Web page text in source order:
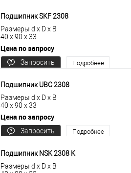
Подшипник SKF 2308
Размеры d x D x B
40 x 90 x 33
Цена по запросу
Запросить
Подробнее
Подшипник UBC 2308
Размеры d x D x B
40 x 90 x 33
Цена по запросу
Запросить
Подробнее
Подшипник NSK 2308 K
Размеры d x D x B